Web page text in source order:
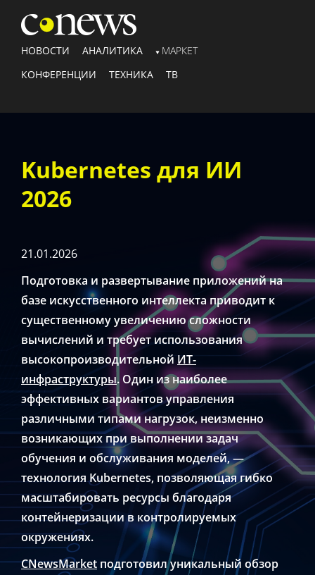
НОВОСТИ АНАЛИТИКА
МАРКЕТ
КОНФЕРЕНЦИИ
ТЕХНИКА ТВ
Kubernetes для ИИ
2026
Подготовка и развертывание приложений на
базе искусственного интеллекта приводит к
существенному увеличению сложности
вычислений и требует использования
высокопроизводительной ИТ-
инфраструктуры. Один из наиболее
эффективных вариантов управления
различными типами нагрузок, неизменно
возникающих при выполнении задач
обучения и обслуживания моделей, —
технология Kubernetes, позволяющая гибко
масштабировать ресурсы благодаря
контейнеризации в контролируемых
окружениях.
CNewsMarket подготовил уникальный обзор
21.01.2026